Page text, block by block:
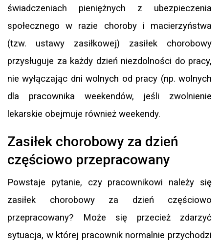
świadczeniach pieniężnych z ubezpieczenia
społecznego w razie choroby i macierzyństwa
(tzw. ustawy zasiłkowej) zasiłek chorobowy
przysługuje za każdy dzień niezdolności do pracy,
nie wyłączając dni wolnych od pracy (np. wolnych
dla pracownika weekendów, jeśli zwolnienie
lekarskie obejmuje również weekendy.
Zasiłek chorobowy za dzień
częściowo przepracowany
Powstaje pytanie, czy pracownikowi należy się
zasiłek chorobowy za dzień częściowo
przepracowany? Może się przecież zdarzyć
sytuacja, w której pracownik normalnie przychodzi